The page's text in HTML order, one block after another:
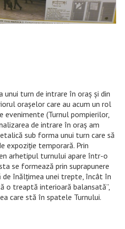
unui turn de intrare în oraș și din
orașelor care au acum un rol
(Turnul pompierilor,
de intrare în oraș am
sub forma unui turn care să
expoziție temporară. Prin
arhetipul turnului apare într-o
se formează prin suprapunere
înălțimea unei trepte, încât în
o treaptă interioară balansată”,
care stă în spatele Turnului.